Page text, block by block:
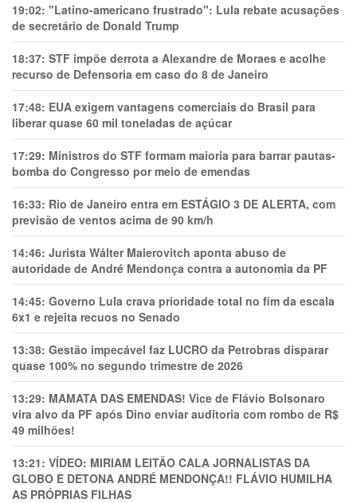
19:02: "Latino-americano frustrado": Lula rebate acusações
de secretário de Donald Trump
18:37: STF impõe derrota a Alexandre de Moraes e acolhe
recurso de Defensoria em caso do 8 de Janeiro
17:48: EUA exigem vantagens comerciais do Brasil para
liberar quase 60 mil toneladas de açúcar
17:29: Ministros do STF formam maioria para barrar pautas-
bomba do Congresso por meio de emendas
16:33: Rio de Janeiro entra em ESTÁGIO 3 DE ALERTA, com
previsão de ventos acima de 90 km/h
14:46: Jurista Wálter Maierovitch aponta abuso de
autoridade de André Mendonça contra a autonomia da PF
14:45: Governo Lula crava prioridade total no fim da escala
6x1 e rejeita recuos no Senado
13:38: Gestão impecável faz LUCRO da Petrobras disparar
quase 100% no segundo trimestre de 2026
13:29: MAMATA DAS EMENDAS! Vice de Flávio Bolsonaro
vira alvo da PF após Dino enviar auditoria com rombo de R$
49 milhões!
13:21: VÍDEO: MIRIAM LEITÃO CALA JORNALISTAS DA
GLOBO E DETONA ANDRÉ MENDONÇA!! FLÁVIO HUMILHA
AS PRÓPRIAS FILHAS